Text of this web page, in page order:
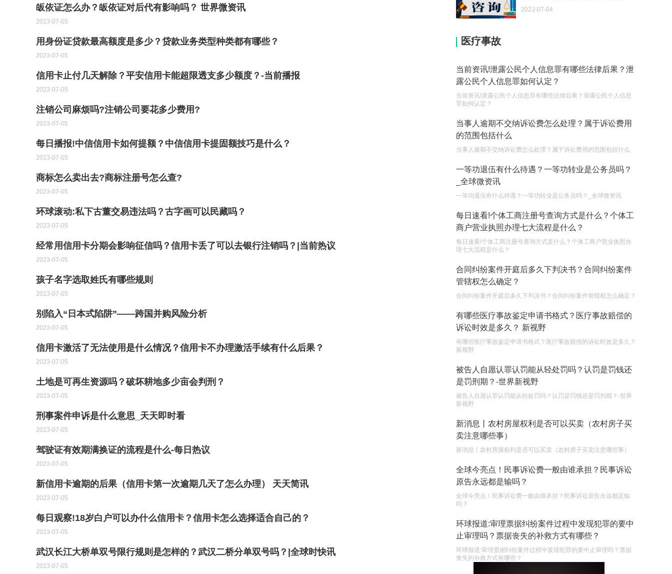
皈依证怎么办？皈依证对后代有影响吗？ 世界微资讯
2023-07-05
用身份证贷款最高额度是多少？贷款业务类型种类都有哪些？
2023-07-05
信用卡止付几天解除？平安信用卡能超限透支多少额度？-当前播报
2023-07-05
注销公司麻烦吗?注销公司要花多少费用?
2023-07-05
每日播报!中信信用卡如何提额？中信信用卡提固额技巧是什么？
2023-07-05
商标怎么卖出去?商标注册号怎么查?
2023-07-05
环球滚动:私下古董交易违法吗？古字画可以民藏吗？
2023-07-05
经常用信用卡分期会影响征信吗？信用卡丢了可以去银行注销吗？|当前热议
2023-07-05
孩子名字选取姓氏有哪些规则
2023-07-05
别陷入“日本式陷阱”——跨国并购风险分析
2023-07-05
信用卡激活了无法使用是什么情况？信用卡不办理激活手续有什么后果？
2023-07-05
土地是可再生资源吗？破坏耕地多少亩会判刑？
2023-07-05
刑事案件申诉是什么意思_天天即时看
2023-07-05
驾驶证有效期满换证的流程是什么-每日热议
2023-07-05
新信用卡逾期的后果（信用卡第一次逾期几天了怎么办理） 天天简讯
2023-07-05
每日观察!18岁白户可以办什么信用卡？信用卡怎么选择适合自己的？
2023-07-05
武汉长江大桥单双号限行规则是怎样的？武汉二桥分单双号吗？|全球时快讯
2023-07-05
2023-05-05
2023-05-04
到德国交了保证金留学 但是孩子的精神方面有问题
保证金可以拿回来吗？
我想问一下申请护照需要带什么证件？
2023-05-04
谢！
2023-05-04
2023-07-04
医疗事故
当前资讯!泄露公民个人信息罪有哪些法律后果？泄
露公民个人信息罪如何认定？
当前资讯!泄露公民个人信息罪有哪些法律后果？泄露公民个人信息
罪如何认定？
当事人逾期不交纳诉讼费怎么处理？属于诉讼费用
的范围包括什么
当事人逾期不交纳诉讼费怎么处理？属于诉讼费用的范围包括什么
一等功退伍有什么待遇？一等功转业是公务员吗？
_全球微资讯
一等功退伍有什么待遇？一等功转业是公务员吗？_全球微资讯
每日速看!个体工商注册号查询方式是什么？个体工
商户营业执照办理七大流程是什么？
每日速看!个体工商注册号查询方式是什么？个体工商户营业执照办
理七大流程是什么？
合同纠纷案件开庭后多久下判决书？合同纠纷案件
管辖权怎么确定？
合同纠纷案件开庭后多久下判决书？合同纠纷案件管辖权怎么确定？
有哪些医疗事故鉴定申请书格式？医疗事故赔偿的
诉讼时效是多久？ 新视野
有哪些医疗事故鉴定申请书格式？医疗事故赔偿的诉讼时效是多久？
新视野
被告人自愿认罪认罚能从轻处罚吗？认罚是罚钱还
是罚刑期？-世界新视野
被告人自愿认罪认罚能从轻处罚吗？认罚是罚钱还是罚刑期？-世界
新视野
新消息丨农村房屋权利是否可以买卖（农村房子买
卖注意哪些事）
新消息丨农村房屋权利是否可以买卖（农村房子买卖注意哪些事）
全球今亮点！民事诉讼费一般由谁承担？民事诉讼
原告永远都是输吗？
全球今亮点！民事诉讼费一般由谁承担？民事诉讼原告永远都是输
吗？
环球报道:审理票据纠纷案件过程中发现犯罪的要中
止审理吗？票据丧失的补救方式有哪些？
环球报道:审理票据纠纷案件过程中发现犯罪的要中止审理吗？票据
丧失的补救方式有哪些？